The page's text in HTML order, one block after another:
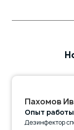
Пахомов
Опыт
Дезинфектор